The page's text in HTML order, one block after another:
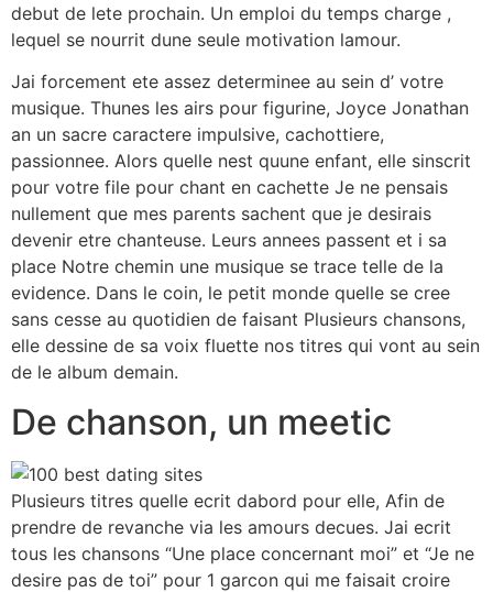
debut de lete prochain. Un emploi du temps charge ,
lequel se nourrit dune seule motivation lamour.
Jai forcement ete assez determinee au sein d’ votre
musique. Thunes les airs pour figurine, Joyce Jonathan
an un sacre caractere impulsive, cachottiere,
passionnee. Alors quelle nest quune enfant, elle sinscrit
pour votre file pour chant en cachette Je ne pensais
nullement que mes parents sachent que je desirais
devenir etre chanteuse. Leurs annees passent et i sa
place Notre chemin une musique se trace telle de la
evidence. Dans le coin, le petit monde quelle se cree
sans cesse au quotidien de faisant Plusieurs chansons,
elle dessine de sa voix fluette nos titres qui vont au sein
de le album demain.
De chanson, un meetic
Plusieurs titres quelle ecrit dabord pour elle, Afin de
prendre de revanche via les amours decues. Jai ecrit
tous les chansons “Une place concernant moi” et “Je ne
desire pas de toi” pour 1 garcon qui me faisait croire